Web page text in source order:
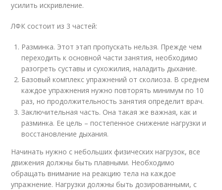
усилить искривление.
ЛФК состоит из 3 частей:
Разминка. Этот этап пропускать нельзя. Прежде чем
переходить к основной части занятия, необходимо
разогреть суставы и сухожилия, наладить дыхание.
Базовый комплекс упражнений от сколиоза. В среднем
каждое упражнения нужно повторять минимум по 10
раз, но продолжительность занятия определит врач.
Заключительная часть. Она такая же важная, как и
разминка. Ее цель – постепенное снижение нагрузки и
восстановление дыхания.
Начинать нужно с небольших физических нагрузок, все
движения должны быть плавными. Необходимо
обращать внимание на реакцию тела на каждое
упражнение. Нагрузки должны быть дозированными, с